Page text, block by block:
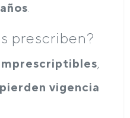
prescriben?
vigencia